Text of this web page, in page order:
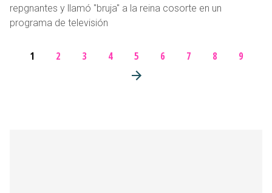
repgnantes y llamó "bruja" a la reina cosorte en un
programa de televisión
1 2 3 4 5 6 7 8 9